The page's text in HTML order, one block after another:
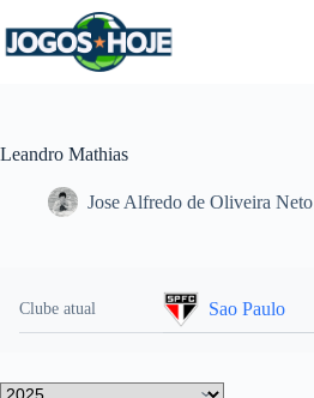
para
o
Leandro Mathias
Jose Alfredo de Oliveira Neto
Clube atual Sao Paulo